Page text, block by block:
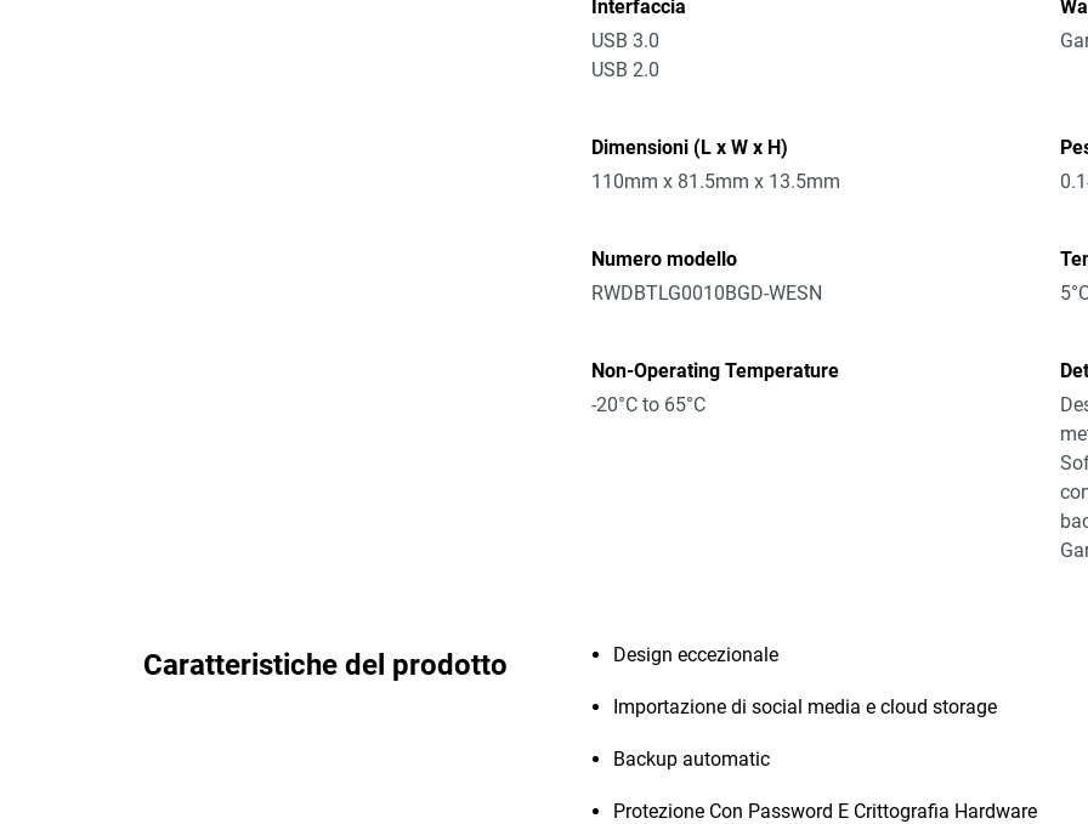
Interfaccia
USB 3.0
USB 2.0
Dimensioni (L x W x H)
110mm x 81.5mm x 13.5mm
Numero modello
RWDBTLG0010BGD-WESN
Non-Operating Temperature
-20°C to 65°C
Caratteristiche del prodotto Design eccezionale
Importazione di social media e cloud storage
Backup automatic
Protezione Con Password E Crittografia Hardware